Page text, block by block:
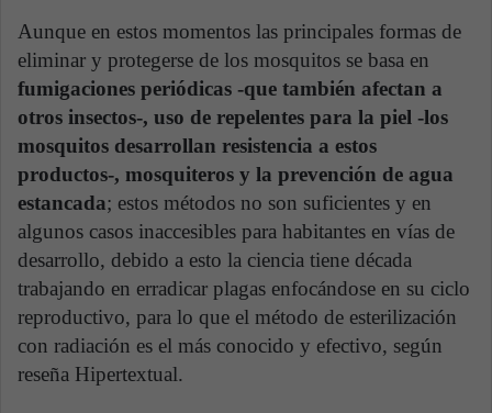
Aunque en estos momentos las principales formas de
eliminar y protegerse de los mosquitos se basa en
fumigaciones periódicas -que también afectan a
otros insectos-, uso de repelentes para la piel -los
mosquitos desarrollan resistencia a estos
productos-, mosquiteros y la prevención de agua
estancada; estos métodos no son suficientes y en
algunos casos inaccesibles para habitantes en vías de
desarrollo, debido a esto la ciencia tiene década
trabajando en erradicar plagas enfocándose en su ciclo
reproductivo, para lo que el método de esterilización
con radiación es el más conocido y efectivo, según
reseña Hipertextual.